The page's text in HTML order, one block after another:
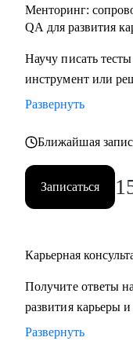
Менторинг:
QA для развития
Научу писать
инструмент или
Развернуть
Ближайшая
Записаться
Карьерная
Получите ответы
развития карьеры
Развернуть